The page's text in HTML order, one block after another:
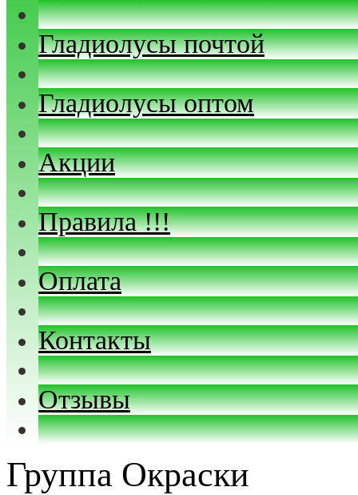
Гладиолусы почтой
Гладиолусы оптом
Акции
Правила !!!
Оплата
Контакты
Отзывы
Группа Окраски